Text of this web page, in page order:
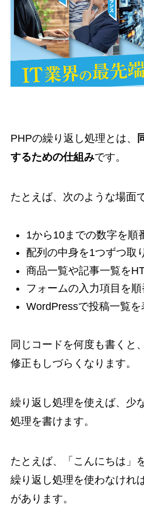
PHPの繰り返し処理とは、
するための仕組みです。
たとえば、次のような場面
1から10までの数字を順
配列の中身を1つずつ取
商品一覧や記事一覧を
フォームの入力項目を
WordPressで投稿一覧を
同じコードを何度も書くと
修正もしづらくなります。
繰り返し処理を使えば、少
処理を書けます。
たとえば、「こんにちは」
繰り返し処理を使わなけれ
があります。